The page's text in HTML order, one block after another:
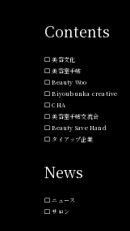
Contents
美容文化
美容室手帖
Beauty Woo
Biyoubunka creative
CHA
美容室手帖交流会
Beauty Save Hand
タイアップ企業
News
ニュース
サロン